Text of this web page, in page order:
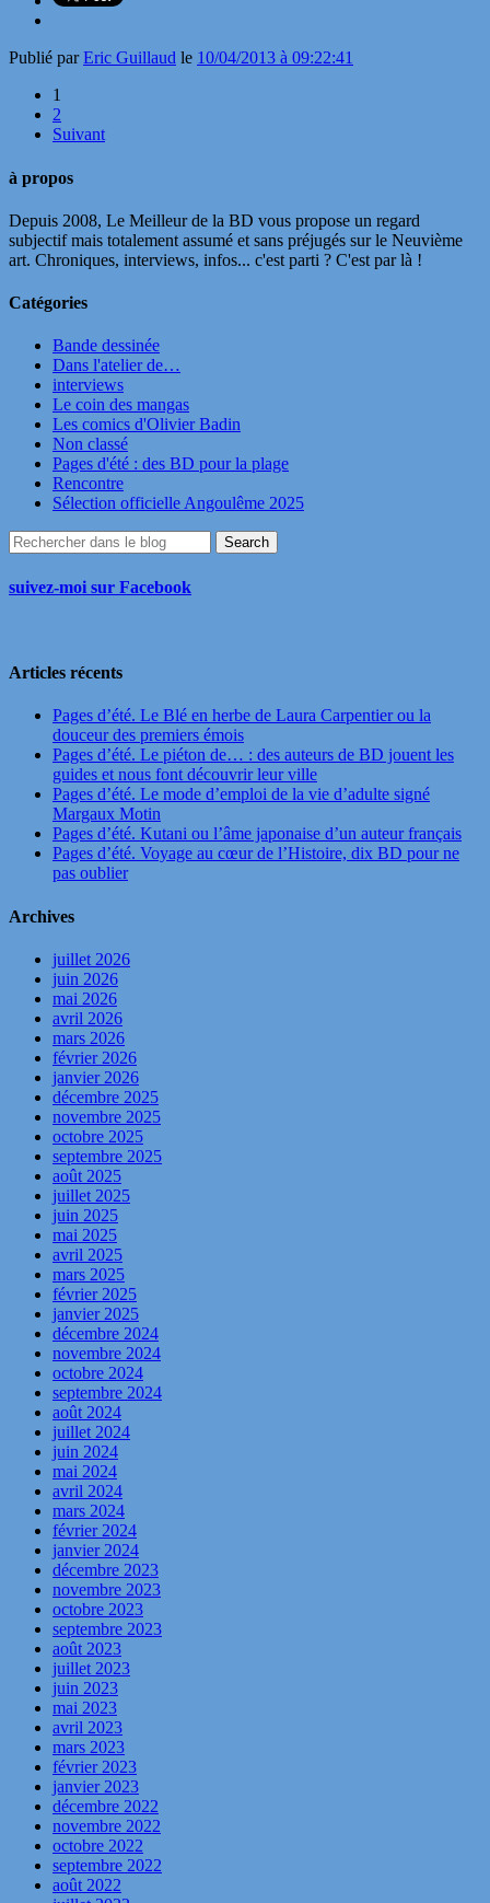
Publié parEric Guillaud le 10/04/2013 à 09:22:41
1
2
Suivant
à propos
Depuis 2008, Le Meilleur de la BD vous propose un regard
subjectif mais totalement assumé et sans préjugés sur le Neuvième
art. Chroniques, interviews, infos... c'est parti ? C'est par là !
Catégories
Bande dessinée
Dans l'atelier de…
interviews
Le coin des mangas
Les comics d'Olivier Badin
Non classé
Pages d'été : des BD pour la plage
Rencontre
Sélection officielle Angoulême 2025
suivez-moi sur Facebook
Articles récents
Pages d’été. Le Blé en herbe de Laura Carpentier ou la
douceur des premiers émois
Pages d’été. Le piéton de… : des auteurs de BD jouent les
guides et nous font découvrir leur ville
Pages d’été. Le mode d’emploi de la vie d’adulte signé
Margaux Motin
Pages d’été. Kutani ou l’âme japonaise d’un auteur français
Pages d’été. Voyage au cœur de l’Histoire, dix BD pour ne
pas oublier
Archives
juillet 2026
juin 2026
mai 2026
avril 2026
mars 2026
février 2026
janvier 2026
décembre 2025
novembre 2025
octobre 2025
septembre 2025
août 2025
juillet 2025
juin 2025
mai 2025
avril 2025
mars 2025
février 2025
janvier 2025
décembre 2024
novembre 2024
octobre 2024
septembre 2024
août 2024
juillet 2024
juin 2024
mai 2024
avril 2024
mars 2024
février 2024
janvier 2024
décembre 2023
novembre 2023
octobre 2023
septembre 2023
août 2023
juillet 2023
juin 2023
mai 2023
avril 2023
mars 2023
février 2023
janvier 2023
décembre 2022
novembre 2022
octobre 2022
septembre 2022
août 2022